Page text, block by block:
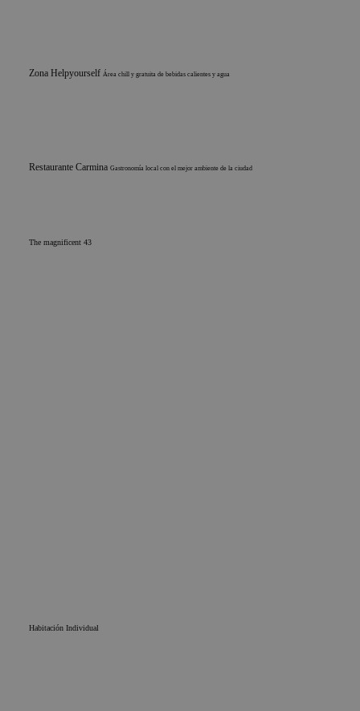
Zona Helpyourself Área chill y gratuita de bebidas calientes y agua
Restaurante Carmina Gastronomía local con el mejor ambiente de la ciudad
The magnificent 43
Habitación Individual